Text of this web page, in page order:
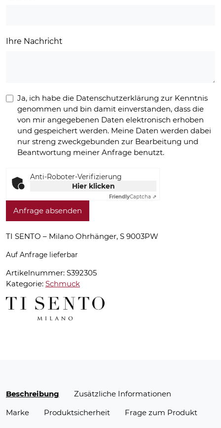
Ihre Nachricht
Ja, ich habe die Datenschutzerklärung zur Kenntnis
genommen und bin damit einverstanden, dass die
von mir angegebenen Daten elektronisch erhoben
und gespeichert werden. Meine Daten werden dabei
nur streng zweckgebunden zur Bearbeitung und
Beantwortung meiner Anfrage benutzt.
Anti-Roboter-Verifizierung
Hier klicken
FriendlyCaptcha ⇗
Anfrage absenden
TI SENTO – Milano Ohrhänger, S 9003PW
Auf Anfrage lieferbar
Artikelnummer: S392305
Kategorie: Schmuck
Beschreibung
Zusätzliche Informationen
Marke
Produktsicherheit Frage zum Produkt